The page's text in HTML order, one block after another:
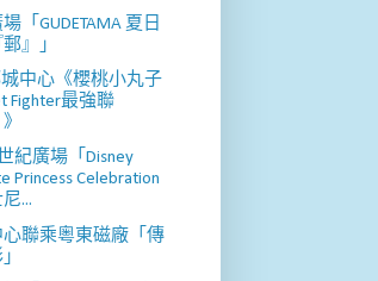
「GUDETAMA 夏日
』」
城中心《櫻桃小丸子
Fighter最強聯
紀廣場「Disney
Princess Celebration
尼...
聯乘粵東磁廠「傳